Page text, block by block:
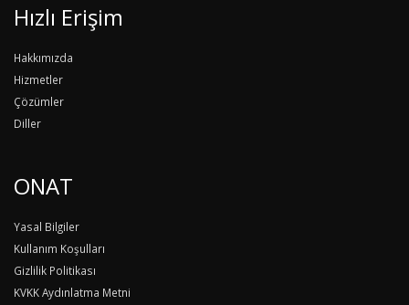
Hızlı Erişim
Hakkımızda
Hizmetler
Çözümler
Diller
ONAT
Yasal Bilgiler
Kullanım Koşulları
Gizlilik Politikası
KVKK Aydınlatma Metni